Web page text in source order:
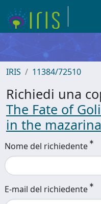
IRIS 11384/72510
Richiedi una
The Fate of
in the
Nome del richiedente
E-mail del richiedente